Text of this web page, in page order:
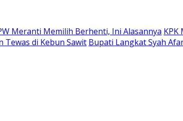
Meranti Memilih Berhenti, Ini Alasannya KPK
Tewas di Kebun Sawit Bupati Langkat Syah